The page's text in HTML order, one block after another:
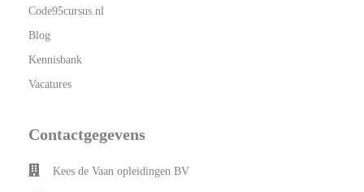
Code95cursus.nl
Blog
Kennisbank
Vacatures
Contactgegevens
Kees de Vaan opleidingen BV